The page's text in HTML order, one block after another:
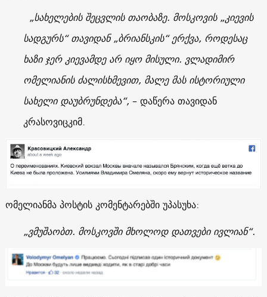
„სახელების შეცვლის თაობაზე. მოსკოვის „კიევის
სადგურს“ თავიდან „ბრიანსკის“ ერქვა, როდესაც
ხაზი ჯერ კიევამდე არ იყო მისული. ვლადიმირ
ომელიანის ძალისხმევით, მალე მას ისტორიული
სახელი დაუბრუნდება“, – დაწერა თავიდან
კრასოვიცკიმ.
ომელიანმა პოსტის კომენტარებში უპასუხა:
„ვმუშაობთ. მოსკოვში მხოლოდ დათვები ივლიან“.